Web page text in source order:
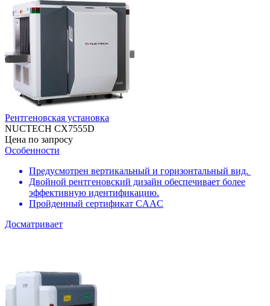
Рентгеновская установка
NUCTECH CX7555D
Цена по запросу
Особенности
Предусмотрен вертикальный и горизонтальный вид.
Двойной рентгеновский дизайн обеспечивает более
эффективную идентификацию.
Пройденный сертификат CAAC
Досматривает